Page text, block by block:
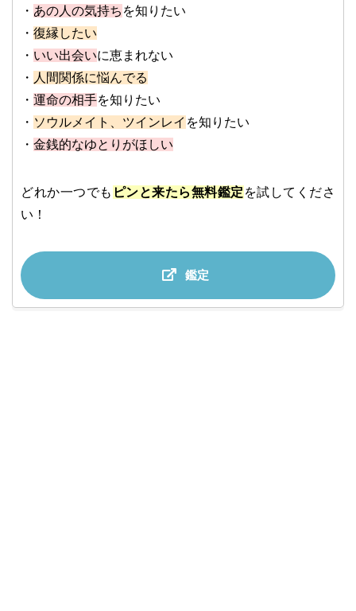
・ あの人の気持ち を知りたい
・ 復縁したい
・ いい出会いに恵まれない
・ 人間関係に悩んでる
・ 運命の相手を知りたい
・ ソウルメイト、ツインレイ を知りたい
・ 金銭的なゆとりがほしい
どれか一つでも ピンと来たら無料鑑定 を試してくださ
い！
鑑定